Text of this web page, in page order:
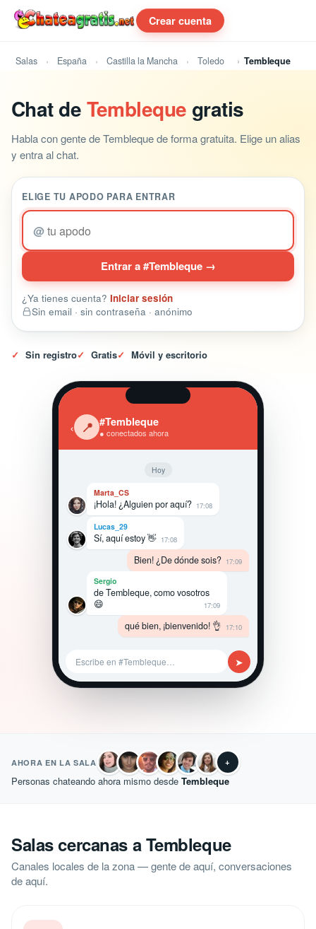
Crear cuenta
Salas España Castilla la Mancha Toledo Tembleque
Chat deTembleque gratis
Habla con gente de Tembleque de forma gratuita. Elige un alias
y entra al chat.
ELIGE TU APODO PARA ENTRAR
@
Entrar a #Tembleque →
¿Ya tienes cuenta? Iniciar sesión
Sin email · sin contraseña · anónimo
✓ Sin registro✓ Gratis✓ Móvil y escritorio
‹ 📍 #Tembleque
● conectados ahora
Hoy
Marta_CS
¡Hola! ¿Alguien por aquí? 17:08
Lucas_29
Sí, aquí estoy 👋 17:08
Bien! ¿De dónde sois? 17:09
Sergio
de Tembleque, como vosotros
😄
17:09
qué bien, ¡bienvenido! 👌 17:10
Escribe en #Tembleque… ➤
AHORA EN LA SALA +
Personas chateando ahora mismo desde Tembleque
Salas cercanas a Tembleque
Canales locales de la zona — gente de aquí, conversaciones
de aquí.